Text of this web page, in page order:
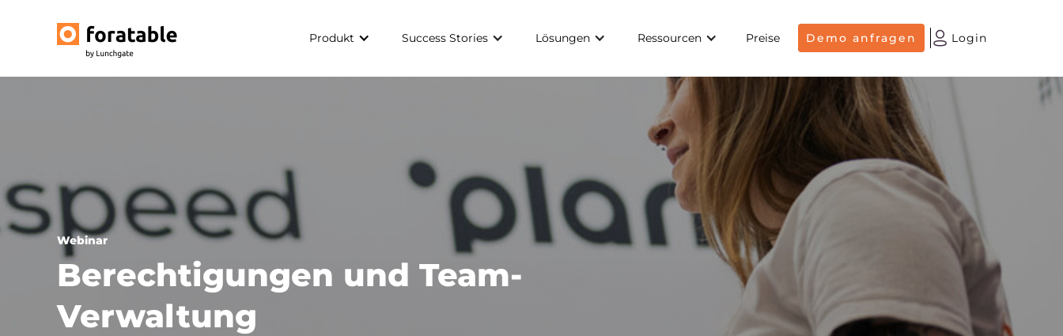
Produkt Success Stories Lösungen Ressourcen Preise Demo anfragen Login
Webinar
Berechtigungen und Team-
Verwaltung